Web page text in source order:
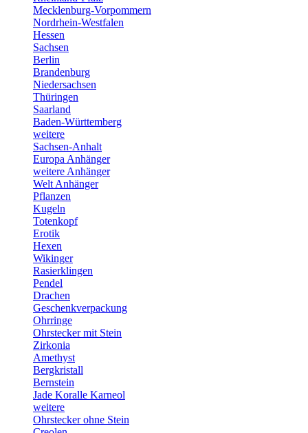
Mecklenburg-Vorpommern
Nordrhein-Westfalen
Hessen
Sachsen
Berlin
Brandenburg
Niedersachsen
Thüringen
Saarland
Baden-Württemberg
weitere
Sachsen-Anhalt
Europa Anhänger
weitere Anhänger
Welt Anhänger
Pflanzen
Kugeln
Totenkopf
Erotik
Hexen
Wikinger
Rasierklingen
Pendel
Drachen
Geschenkverpackung
Ohrringe
Ohrstecker mit Stein
Zirkonia
Amethyst
Bergkristall
Bernstein
Jade Koralle Karneol
weitere
Ohrstecker ohne Stein